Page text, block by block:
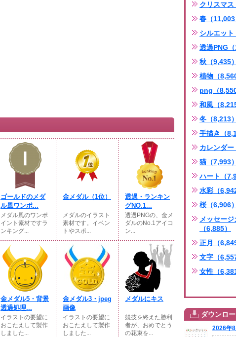
ゴールドのメダ
ル風ワンポ...
メダル風のワンポ
イント素材ですラ
ンキング...
金メダル（1位）
メダルのイラスト
素材です。イベン
トやスポ...
透過・ランキン
グNO.1...
透過PNGの、金メ
ダルのNo.1アイコ
ン...
金メダル5・背景
透過処理...
イラストの要望に
おこたえして製作
しました...
金メダル3・jpeg
画像
イラストの要望に
おこたえして製作
しました...
メダルにキス
競技を終えた勝利
者が、おめでとう
の花束を...
クリスマス
春（11,003
シルエット
透過PNG（
秋（9,435）
植物（8,560
png（8,550
和風（8,215
冬（8,213）
手描き（
カレンダー
猫（7,993）
ハート（
水彩（6,942
桜（6,906）
メッセージ
（6,885）
正月（6,849
文字（6,557
女性（6,381
ダウンロ
2026年